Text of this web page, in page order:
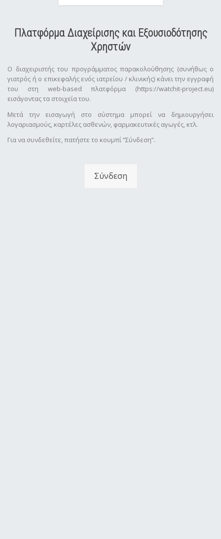
Πλατφόρμα Διαχείρισης και Εξουσιοδότησης
Χρηστών
Ο διαχειριστής του προγράμματος παρακολούθησης (συνήθως ο
γιατρός ή ο επικεφαλής ενός ιατρείου / κλινικής) κάνει την εγγραφή
του στη web-based πλατφόρμα (https://watchit-project.eu)
εισάγοντας τα στοιχεία του.
Μετά την εισαγωγή στο σύστημα μπορεί να δημιουργήσει
λογαριασμούς, καρτέλες ασθενών, φαρμακευτικές αγωγές, κτλ.
Για να συνδεθείτε, πατήστε το κουμπί “Σύνδεση”.
Σύνδεση